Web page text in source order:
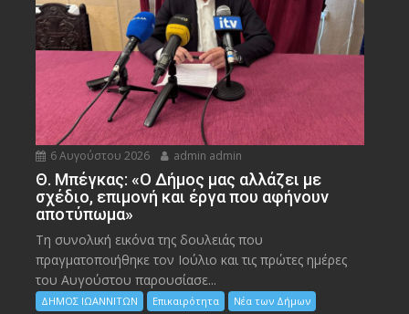
6 Αυγούστου 2026 admin admin
Θ. Μπέγκας: «Ο Δήμος μας αλλάζει με
σχέδιο, επιμονή και έργα που αφήνουν
αποτύπωμα»
Τη συνολική εικόνα της δουλειάς που
πραγματοποιήθηκε τον Ιούλιο και τις πρώτες ημέρες
του Αυγούστου παρουσίασε...
ΔΗΜΟΣ ΙΩΑΝΝΙΤΩΝ Επικαιρότητα Νέα των Δήμων